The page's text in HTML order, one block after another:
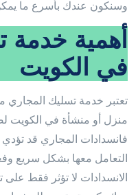
وسنكون عندك بأسرع ما يمكن
أهمية خدمة
في الكويت
تعتبر خدمة تسليك المجاري
منزل أو منشأة في الكويت
فانسدادات المجاري قد
التعامل معها بشكل سريع
الانسدادات لا تؤثر فقط